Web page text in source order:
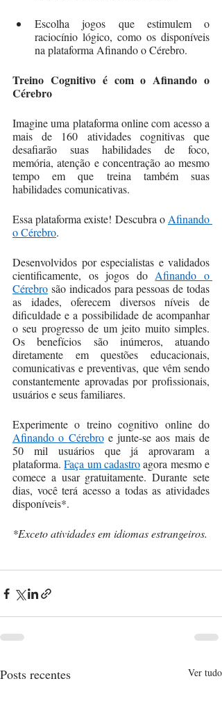
Escolha jogos que estimulem o
raciocínio lógico, como os disponíveis
na plataforma Afinando o Cérebro.
Treino Cognitivo é com o Afinando o
Cérebro
Imagine uma plataforma online com acesso a
mais de 160 atividades cognitivas que
desafiarão suas habilidades de foco,
memória, atenção e concentração ao mesmo
tempo em que treina também suas
habilidades comunicativas.
Essa plataforma existe! Descubra o Afinando
o Cérebro.
Desenvolvidos por especialistas e validados
cientificamente, os jogos do Afinando o
Cérebro são indicados para pessoas de todas
as idades, oferecem diversos níveis de
dificuldade e a possibilidade de acompanhar
o seu progresso de um jeito muito simples.
Os benefícios são inúmeros, atuando
diretamente em questões educacionais,
comunicativas e preventivas, que vêm sendo
constantemente aprovadas por profissionais,
usuários e seus familiares.
Afinando o Cérebro e junte-se aos mais de
50 mil usuários que já aprovaram a
plataforma. Faça um cadastro agora mesmo e
comece a usar gratuitamente. Durante sete
dias, você terá acesso a todas as atividades
disponíveis*.
Posts recentes Ver tudo